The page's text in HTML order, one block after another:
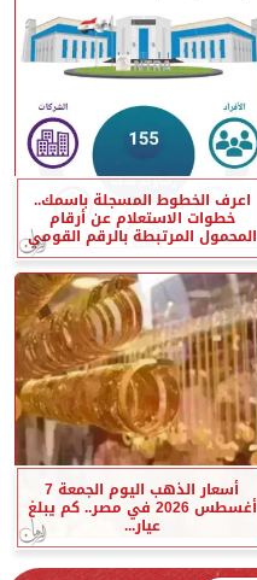
اعرف الخطوط المسجلة باسمك..
خطوات الاستعلام عن أرقام
المحمول المرتبطة بالرقم القومي
أسعار الذهب اليوم الجمعة 7
أغسطس 2026 في مصر.. كم يبلغ
عيار...